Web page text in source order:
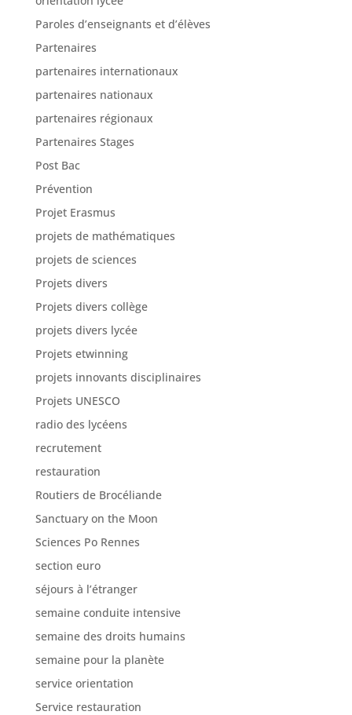
Paroles d’enseignants et d’élèves
Partenaires
partenaires internationaux
partenaires nationaux
partenaires régionaux
Partenaires Stages
Post Bac
Prévention
Projet Erasmus
projets de mathématiques
projets de sciences
Projets divers
Projets divers collège
projets divers lycée
Projets etwinning
projets innovants disciplinaires
Projets UNESCO
radio des lycéens
recrutement
restauration
Routiers de Brocéliande
Sanctuary on the Moon
Sciences Po Rennes
section euro
séjours à l’étranger
semaine conduite intensive
semaine des droits humains
semaine pour la planète
service orientation
Service restauration